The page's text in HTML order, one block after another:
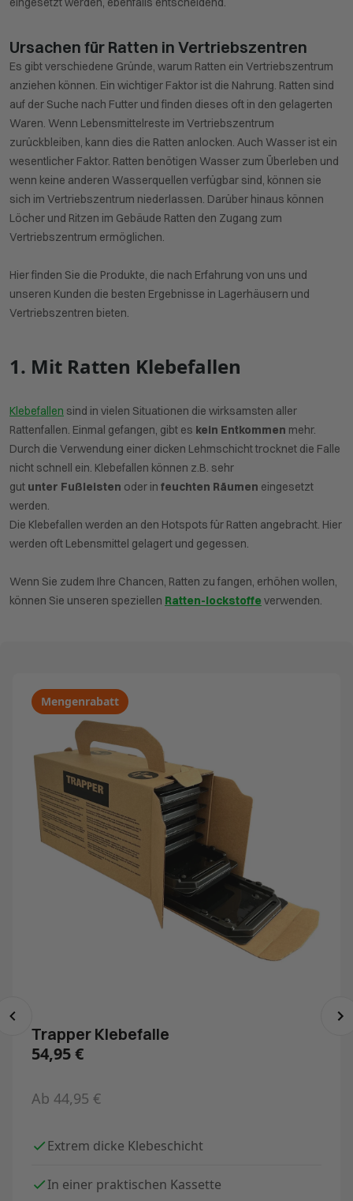
Ursachen für Ratten in Vertriebszentren
Es gibt verschiedene Gründe, warum Ratten ein Vertriebszentrum
anziehen können. Ein wichtiger Faktor ist die Nahrung. Ratten sind
auf der Suche nach Futter und finden dieses oft in den gelagerten
Waren. Wenn Lebensmittelreste im Vertriebszentrum
zurückbleiben, kann dies die Ratten anlocken. Auch Wasser ist ein
wesentlicher Faktor. Ratten benötigen Wasser zum Überleben und
wenn keine anderen Wasserquellen verfügbar sind, können sie
sich im Vertriebszentrum niederlassen. Darüber hinaus können
Löcher und Ritzen im Gebäude Ratten den Zugang zum
Vertriebszentrum ermöglichen.
Hier finden Sie die Produkte, die nach Erfahrung von uns und
unseren Kunden die besten Ergebnisse in Lagerhäusern und
Vertriebszentren bieten.
1. Mit Ratten Klebefallen
Klebefallen sind in vielen Situationen die wirksamsten aller
Rattenfallen. Einmal gefangen, gibt es kein Entkommen mehr.
Durch die Verwendung einer dicken Lehmschicht trocknet die Falle
nicht schnell ein. Klebefallen können z.B. sehr
gut unter Fußleisten oder in feuchten Räumen eingesetzt
werden.
Die Klebefallen werden an den Hotspots für Ratten angebracht. Hier
werden oft Lebensmittel gelagert und gegessen.
Wenn Sie zudem Ihre Chancen, Ratten zu fangen, erhöhen wollen,
können Sie unseren speziellen Ratten-lockstoffe verwenden.
Mengenrabatt
Trapper Klebefalle
54,95€
Ab 44,95 €
Extrem dicke Klebeschicht
In einer praktischen Kassette